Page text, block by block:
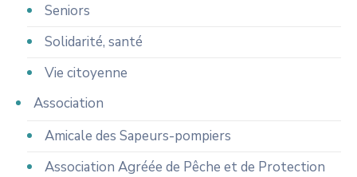
Seniors
Solidarité, santé
Vie citoyenne
Association
Amicale des Sapeurs-pompiers
Association Agréée de Pêche et de Protection